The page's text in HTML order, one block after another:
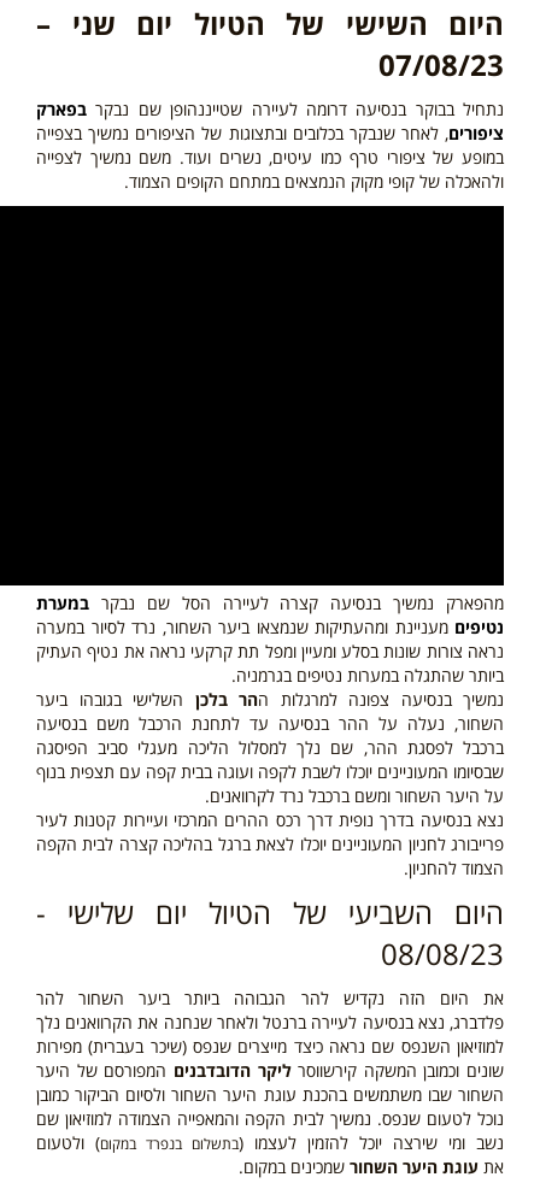
היום השישי של הטיול יום שני –
07/08/23
נתחיל בבוקר בנסיעה דרומה לעיירה שטייננהופן שם נבקר בפארק
ציפורים, לאחר שנבקר בכלובים ובתצוגות של הציפורים נמשיך בצפייה
במופע של ציפורי טרף כמו עיטים, נשרים ועוד. משם נמשיך לצפייה
ולהאכלה של קופי מקוק הנמצאים במתחם הקופים הצמוד.
מהפארק נמשיך בנסיעה קצרה לעיירה הסל שם נבקר במערת
נטיפים מעניינת ומהעתיקות שנמצאו ביער השחור, נרד לסיור במערה
נראה צורות שונות בסלע ומעיין ומפל תת קרקעי נראה את נטיף העתיק
ביותר שהתגלה במערות נטיפים בגרמניה.
נמשיך בנסיעה צפונה למרגלות ההר בלכן השלישי בגובהו ביער
השחור, נעלה על ההר בנסיעה עד לתחנת הרכבל משם בנסיעה
ברכבל לפסגת ההר, שם נלך למסלול הליכה מעגלי סביב הפיסגה
שבסיומו המעוניינים יוכלו לשבת לקפה ועוגה בבית קפה עם תצפית בנוף
על היער השחור ומשם ברכבל נרד לקרוואנים.
נצא בנסיעה בדרך נופית דרך רכס ההרים המרכזי ועיירות קטנות לעיר
פרייבורג לחניון המעוניינים יוכלו לצאת ברגל בהליכה קצרה לבית הקפה
הצמוד להחניון.
היום השביעי של הטיול יום שלישי -
08/08/23
את היום הזה נקדיש להר הגבוהה ביותר ביער השחור להר
פלדברג, נצא בנסיעה לעיירה ברנטל ולאחר שנחנה את הקרוואנים נלך
למוזיאון השנפס שם נראה כיצד מייצרים שנפס (שיכר בעברית) מפירות
שונים וכמובן המשקה קירשווסרליקר הדובדבנים המפורסם של היער
השחור שבו משתמשים בהכנת עוגת היער השחור ולסיום הביקור כמובן
נוכל לטעום שנפס. נמשיך לבית הקפה והמאפייה הצמודה למוזיאון שם
נשב ומי שירצה יוכל להזמין לעצמו (בתשלום בנפרד במקום) ולטעום
את עוגת היער השחור שמכינים במקום.